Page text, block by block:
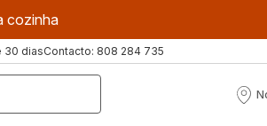
cozinha
30 diasContacto: 808 284 735